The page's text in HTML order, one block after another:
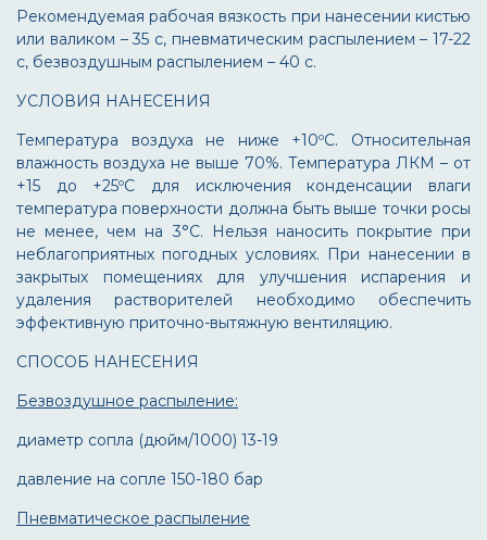
Рекомендуемая рабочая вязкость при нанесении кистью
или валиком – 35 с, пневматическим распылением – 17-22
с, безвоздушным распылением – 40 с.
УСЛОВИЯ НАНЕСЕНИЯ
Температура воздуха не ниже +10ºС. Относительная
влажность воздуха не выше 70%. Температура ЛКМ – от
+15 до +25ºС для исключения конденсации влаги
температура поверхности должна быть выше точки росы
не менее, чем на 3°С. Нельзя наносить покрытие при
неблагоприятных погодных условиях. При нанесении в
закрытых помещениях для улучшения испарения и
удаления растворителей необходимо обеспечить
эффективную приточно-вытяжную вентиляцию.
СПОСОБ НАНЕСЕНИЯ
Безвоздушное распыление:
диаметр сопла (дюйм/1000) 13-19
давление на сопле 150-180 бар
Пневматическое распыление